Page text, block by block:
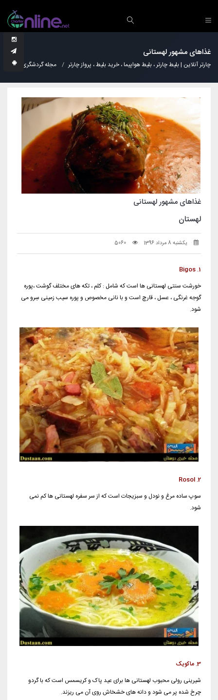
غذاهای مشهور لهستانی
چارتر آنلاین | بلیط چارتر ، بلیط هواپیما ، خرید بلیط ، پرواز چارتر مجله گردشگری
غذاهای مشهور لهستانی
لهستان
یکشنبه 8 مرداد 1396 5060
1. Bigos
خورشت سنتی لهستانی ها است که شامل : کلم ، تکه های مختلف گوشت ،پوره
گوجه غرنگی ، عسل ، قارچ است و با نانی مخصوص و پوره سیب زمینی سِرو می
شود.
2. Rosol
سوپ ساده مرغ و نودل و سبزیجات است که از سر سفره لهستانی ها کم نمی
شود.
3. ماکویک
شیرینی رولی محبوب لهستانی ها برای عید پاک و کریسمس است که با گردو
چرخ شده پر می شود و دانه های خشخاش روی آن می ریزند.